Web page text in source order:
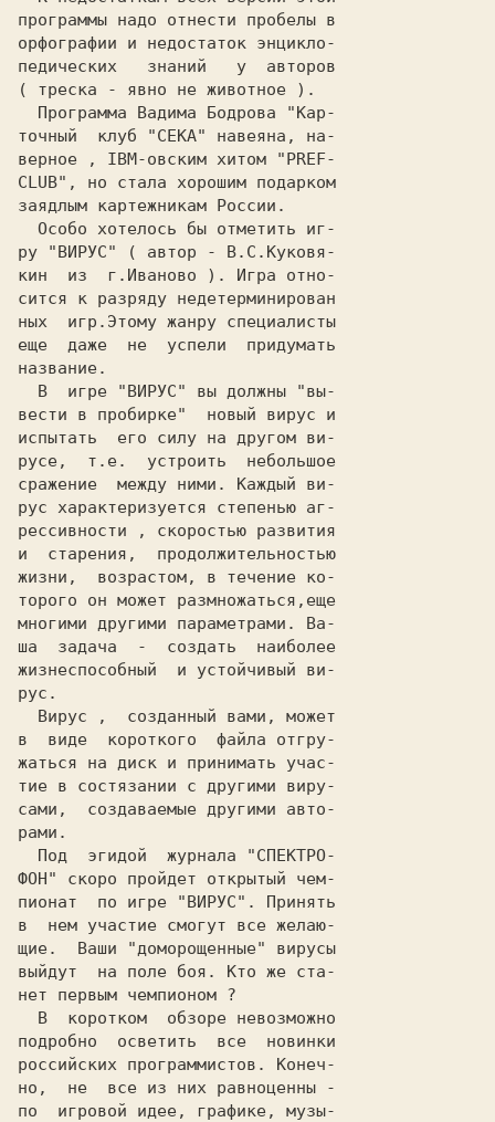
программы надо отнести пробелы в
орфографии и недостаток энцикло-
педических   знаний   у  авторов
( треска - явно не животное ).
  Программа Вадима Бодрова "
Кар-
точный  клуб "СЕКА" навеяна, на-
верное , IBM-овским хитом "PREF-
CLUB", но стала хорошим подарком
заядлым картежникам России.
ру "ВИРУС" ( автор - В.С.Куковя-
кин  из  г.Иваново ). Игра отно-
сится к разряду недетерминирован
ных  игр.Этому жанру специалисты
еще  даже  не  успели  придумать
название.
вести в пробирке"  новый вирус и
испытать  его силу на другом ви-
русе,  т.е.  устроить  небольшое
сражение  между ними. Каждый ви-
рус характеризуется степенью аг-
рессивности , скоростью развития
и  старения,  продолжительностью
жизни,  возрастом, в течение ко-
торого он может размножаться,еще
многими другими параметрами. Ва-
ша  задача  -  создать  наиболее
жизнеспособный  и устойчивый ви-
рус.
в  виде  короткого  файла отгру-
жаться на диск и принимать учас-
тие в состязании с другими виру-
сами,  создаваемые другими авто-
рами.
  Под  эгидой  журнала "
СПЕКТРО-
ФОН" скоро пройдет открытый чем-
пионат  по игре "ВИРУС". Принять
в  нем участие смогут все желаю-
щие.  Ваши "доморощенные" вирусы
выйдут  на поле боя. Кто же ста-
нет первым чемпионом ?
подробно  осветить  все  новинки
российских программистов. Конеч-
но,  не  все из них равноценны -
по  игровой идее, графике, музы-